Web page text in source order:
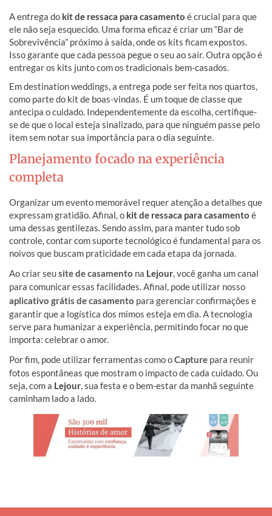
A entrega do kit de ressaca para casamento é crucial para que
ele não seja esquecido. Uma forma eficaz é criar um “Bar de
Sobrevivência” próximo à saída, onde os kits ficam expostos.
Isso garante que cada pessoa pegue o seu ao sair. Outra opção é
entregar os kits junto com os tradicionais bem-casados.
Em destination weddings, a entrega pode ser feita nos quartos,
como parte do kit de boas-vindas. É um toque de classe que
antecipa o cuidado. Independentemente da escolha, certifique-
se de que o local esteja sinalizado, para que ninguém passe pelo
item sem notar sua importância para o dia seguinte.
Planejamento focado na experiência
completa
Organizar um evento memorável requer atenção a detalhes que
expressam gratidão. Afinal, o kit de ressaca para casamento é
uma dessas gentilezas. Sendo assim, para manter tudo sob
controle, contar com suporte tecnológico é fundamental para os
noivos que buscam praticidade em cada etapa da jornada.
Ao criar seusite de casamento na Lejour, você ganha um canal
para comunicar essas facilidades. Afinal, pode utilizar nosso
aplicativo grátis de casamento para gerenciar confirmações e
garantir que a logística dos mimos esteja em dia. A tecnologia
serve para humanizar a experiência, permitindo focar no que
importa: celebrar o amor.
Por fim, pode utilizar ferramentas como oCapture para reunir
fotos espontâneas que mostram o impacto de cada cuidado. Ou
seja, com a Lejour, sua festa e o bem-estar da manhã seguinte
caminham lado a lado.